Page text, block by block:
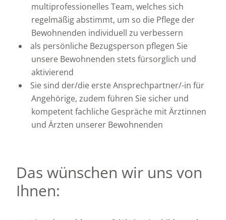
multiprofessionelles Team, welches sich
regelmäßig abstimmt, um so die Pflege der
Bewohnenden individuell zu verbessern
als persönliche Bezugsperson pflegen Sie
unsere Bewohnenden stets fürsorglich und
aktivierend
Sie sind der/die erste Ansprechpartner/-in für
Angehörige, zudem führen Sie sicher und
kompetent fachliche Gespräche mit Ärztinnen
und Ärzten unserer Bewohnenden
Das wünschen wir uns von
Ihnen: